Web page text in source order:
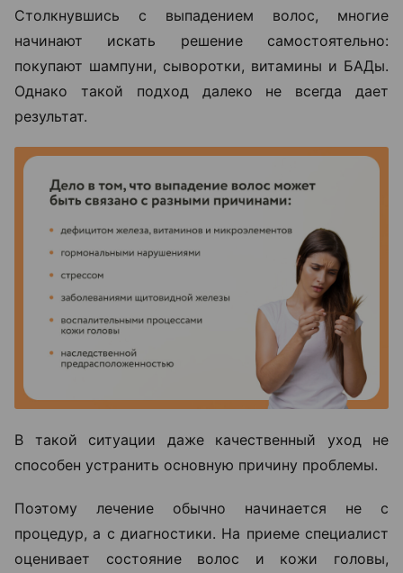
Столкнувшись с выпадением волос, многие
начинают искать решение самостоятельно:
покупают шампуни, сыворотки, витамины и БАДы.
Однако такой подход далеко не всегда дает
результат.
В такой ситуации даже качественный уход не
способен устранить основную причину проблемы.
Поэтому лечение обычно начинается не с
процедур, а с диагностики. На приеме специалист
оценивает состояние волос и кожи головы,